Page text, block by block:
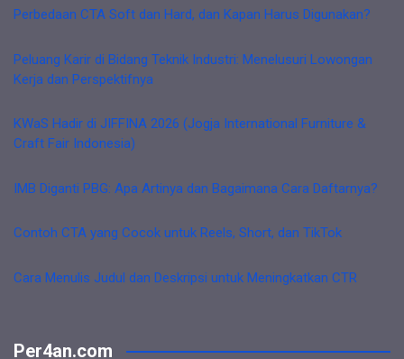
Perbedaan CTA Soft dan Hard, dan Kapan Harus Digunakan?
Peluang Karir di Bidang Teknik Industri: Menelusuri Lowongan
Kerja dan Perspektifnya
KWaS Hadir di JIFFINA 2026 (Jogja International Furniture &
Craft Fair Indonesia)
IMB Diganti PBG: Apa Artinya dan Bagaimana Cara Daftarnya?
Contoh CTA yang Cocok untuk Reels, Short, dan TikTok
Cara Menulis Judul dan Deskripsi untuk Meningkatkan CTR
Per4an.com